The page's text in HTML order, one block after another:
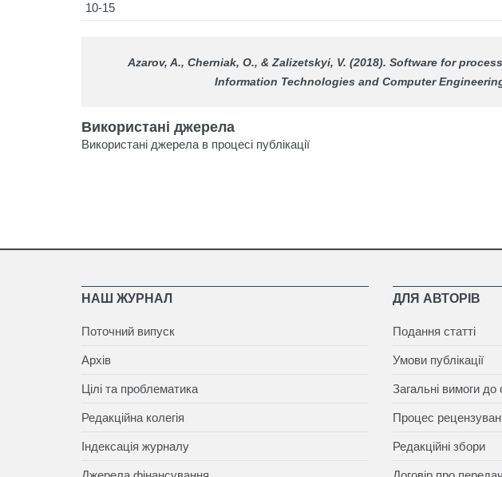
10-15
Azarov, A., Cherniak, O., & Zalizetskyi, V. (2018). Software for
Information Technologies and Computer
Використані джерела
Використані джерела в процесі публікації
НАШ ЖУРНАЛ
Поточний випуск
Архів
Цілі та проблематика
Редакційна колегія
Індексація журналу
ДЛЯ АВТОРІВ
Подання статті
Умови публікації
Загальні вимоги
Процес
Редакційні збори